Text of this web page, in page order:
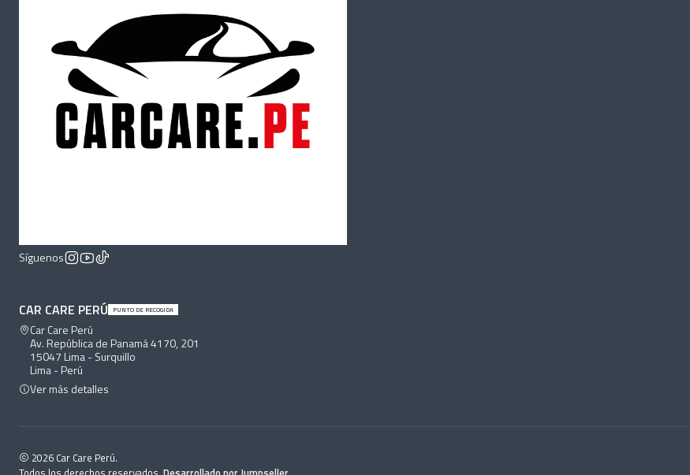
Síguenos
CAR CARE PERÚ PUNTO DE RECOGIDA
Car Care Perú
Av. República de Panamá 4170, 201
15047 Lima - Surquillo
Lima - Perú
Ver más detalles
2026 Car Care Perú.